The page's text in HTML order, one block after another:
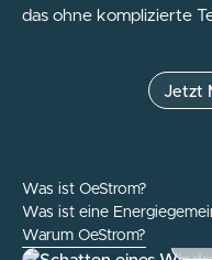
das ohne komplizierte
Jetzt
Was ist OeStrom?
Was ist eine
Warum OeStrom?